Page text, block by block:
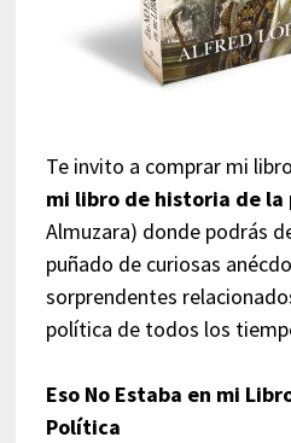
Te invito a comprar mi libro
mi libro de historia de la
Almuzara) donde podrás
puñado de curiosas
sorprendentes
política de todos los
Eso No Estaba en mi
Política